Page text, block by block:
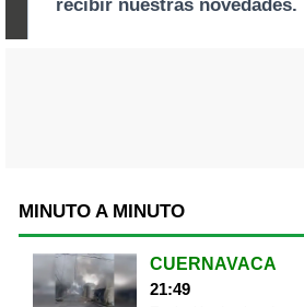
MINUTO A MINUTO
CUERNAVACA
21:49